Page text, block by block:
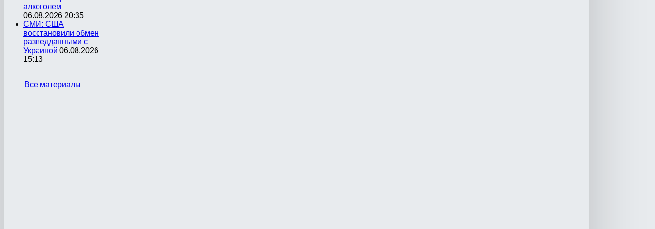
алкоголем
06.08.2026 20:35
СМИ: США
восстановили обмен
разведданными с
Украиной 06.08.2026
15:13
Все материалы